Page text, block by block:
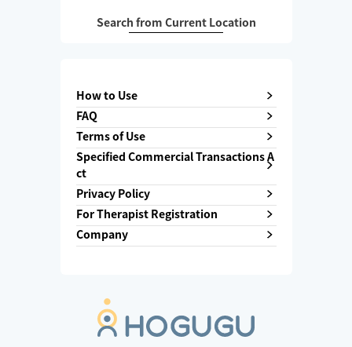
Search from Current Location
How to Use
FAQ
Terms of Use
Specified Commercial Transactions A
ct
Privacy Policy
For Therapist Registration
Company